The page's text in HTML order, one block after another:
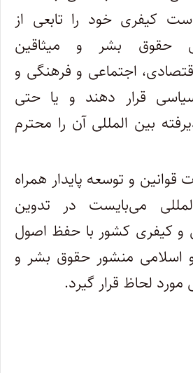
کیفری خود را تابعی از
حقوق بشر و میثاقین
اجتماعی و فرهنگی و
قرار دهند و یا حتی
بین المللی آن را محترم
قوانین و توسعه پایدار همراه
می‌بایست در تدوین
کیفری کشور با حفظ اصول
اسلامی منشور حقوق بشر و
مورد لحاظ قرار گیرد.